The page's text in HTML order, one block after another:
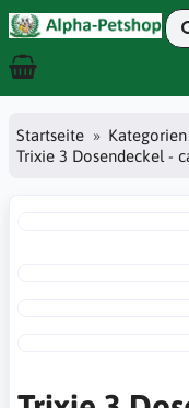
Startseite Kategorien
Trixie 3 Dosendeckel -